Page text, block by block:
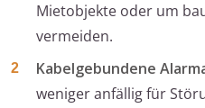
Mietobjekte oder um
vermeiden.
Kabelgebundene
weniger anfällig für